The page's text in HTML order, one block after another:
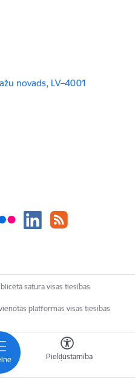
Piekļūstamība
novads, LV–4001
satura visas tiesības
platformas visas tiesības